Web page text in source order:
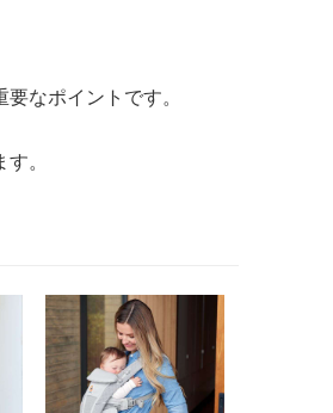
なポイントです。
。